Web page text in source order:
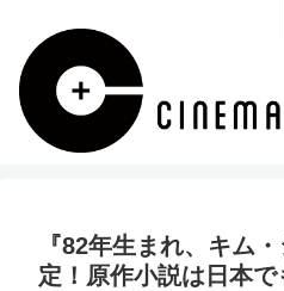
『82年生まれ、キム
定！原作小説は日本で